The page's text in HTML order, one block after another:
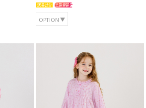
OPTION